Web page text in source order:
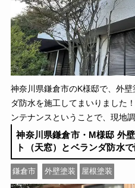
神奈川県鎌倉市のK様邸で、外
ダ防水を施工してまいりました
ンテナンスということで、現地
コケが広がるスレート屋根には
神奈川県鎌倉市・M様邸 外
ト（天窓）とベランダ防水
華やかさアップ！
鎌倉市 外壁塗装 屋根塗装